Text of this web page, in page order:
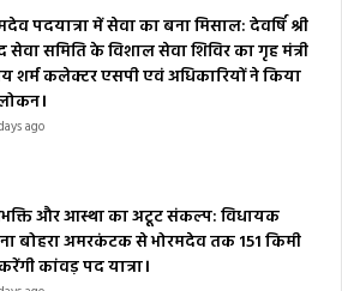
पदयात्रा में सेवा का बना मिसाल: देवर्षि श्री
सेवा समिति के विशाल सेवा शिविर का गृह मंत्री
शर्म कलेक्टर एसपी एवं अधिकारियों ने किया
ago
और आस्था का अटूट संकल्प: विधायक
बोहरा अमरकंटक से भोरमदेव तक 151 किमी
कांवड़ पद यात्रा।